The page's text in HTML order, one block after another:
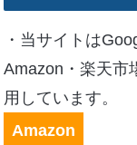
・当サイトは
Amazon・楽天市
用しています。
Amazon